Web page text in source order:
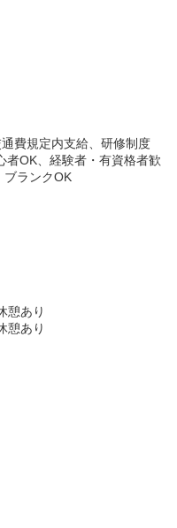
費規定内支給、研修制度
者OK、経験者・有資格者歓
ブランクOK
憩あり
憩あり